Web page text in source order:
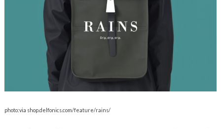
photo:via shop.delfonics.com/feature/rains/